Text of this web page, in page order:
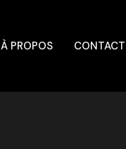
À PROPOS CONTACT